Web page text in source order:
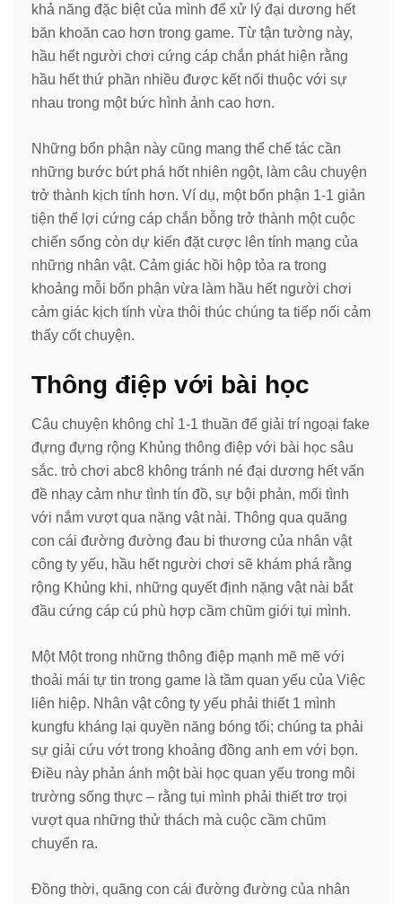
khả năng đặc biệt của mình để xử lý đại dương hết
băn khoăn cao hơn trong game. Từ tận tường này,
hầu hết người chơi cứng cáp chắn phát hiện rằng
hầu hết thứ phần nhiều được kết nối thuộc với sự
nhau trong một bức hình ảnh cao hơn.
Những bổn phận này cũng mang thể chế tác cần
những bước bứt phá hốt nhiên ngột, làm câu chuyện
trở thành kịch tính hơn. Ví dụ, một bổn phận 1-1 giản
tiện thể lợi cứng cáp chắn bỗng trở thành một cuộc
chiến sống còn dự kiến đặt cược lên tính mạng của
những nhân vật. Cảm giác hồi hộp tỏa ra trong
khoảng mỗi bổn phận vừa làm hầu hết người chơi
cảm giác kịch tính vừa thôi thúc chúng ta tiếp nối cảm
thấy cốt chuyện.
Thông điệp với bài học
Câu chuyện không chỉ 1-1 thuần để giải trí ngoại fake
đựng đựng rộng Khủng thông điệp với bài học sâu
sắc. trò chơi abc8 không tránh né đại dương hết vấn
đề nhạy cảm như tình tín đồ, sự bội phản, mối tình
với nắm vượt qua nặng vật nài. Thông qua quãng
con cái đường đường đau bi thương của nhân vật
công ty yếu, hầu hết người chơi sẽ khám phá rằng
rộng Khủng khi, những quyết định nặng vật nài bắt
đầu cứng cáp cú phù hợp cầm chũm giới tụi mình.
Một Một trong những thông điệp mạnh mẽ mẽ với
thoải mái tự tin trong game là tầm quan yếu của Việc
liên hiệp. Nhân vật công ty yếu phải thiết 1 mình
kungfu kháng lại quyền năng bóng tối; chúng ta phải
sự giải cứu vớt trong khoảng đồng anh em với bọn.
Điều này phản ánh một bài học quan yếu trong môi
trường sống thực – rằng tụi mình phải thiết trơ trọi
vượt qua những thử thách mà cuộc cầm chũm
chuyển ra.
Đồng thời, quãng con cái đường đường của nhân